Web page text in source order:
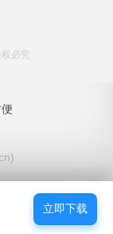
必究
立即下载
立即下载